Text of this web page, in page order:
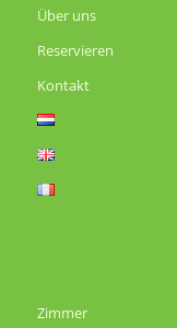
Über uns
Reservieren
Kontakt
Zimmer